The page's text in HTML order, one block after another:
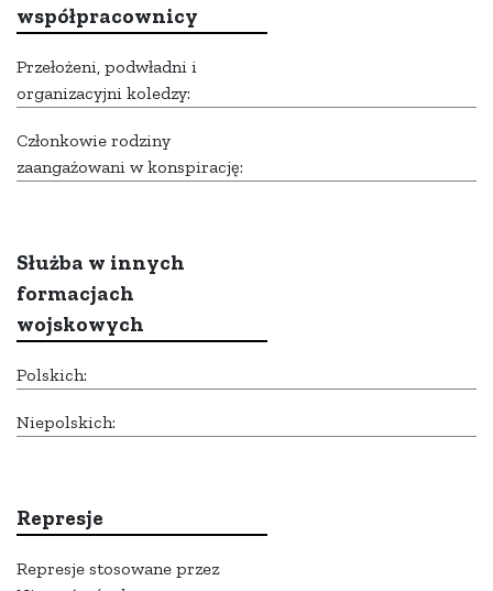
współpracownicy
Przełożeni, podwładni i
organizacyjni koledzy:
Członkowie rodziny
zaangażowani w konspirację:
Służba w innych
formacjach
wojskowych
Polskich:
Niepolskich:
Represje
Represje stosowane przez